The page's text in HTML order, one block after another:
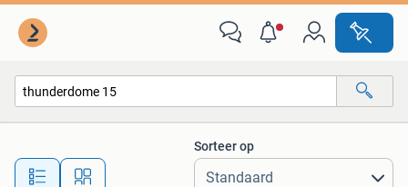
Alle afstanden…
Sorteer op